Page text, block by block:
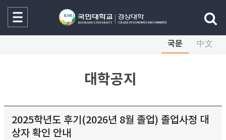
국문 中文
대학공지
2025학년도 후기(2026년 8월 졸업) 졸업사정 대
상자 확인 안내